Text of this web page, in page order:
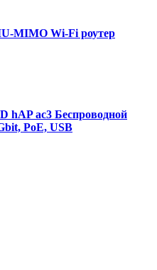
MIMO Wi-Fi роутер
hAP ac3 Беспроводной
PoE, USB